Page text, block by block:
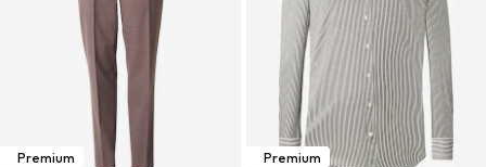
Premium
Premium